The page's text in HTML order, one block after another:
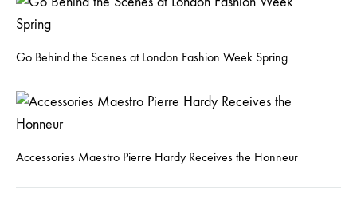
Go Behind the Scenes at London Fashion Week Spring
Accessories Maestro Pierre Hardy Receives the Honneur